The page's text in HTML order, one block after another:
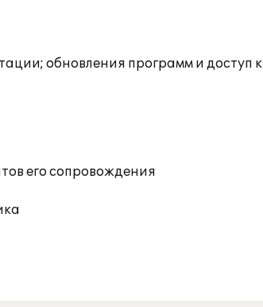
обновления программ и
его сопровождения